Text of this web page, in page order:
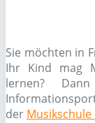
Sie möchten in
Ihr Kind mag
lernen?
der Musikschule